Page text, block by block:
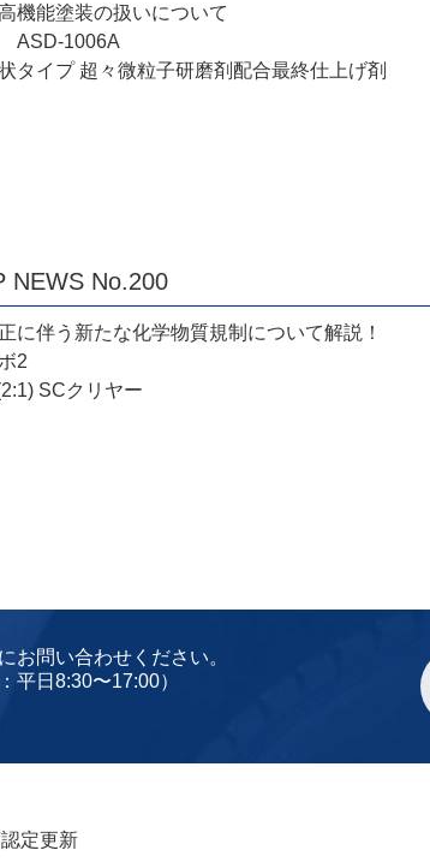
機能塗装の扱いについて
ASD-1006A
タイプ 超々微粒子研磨剤配合最終仕上げ剤
NEWS No.200
に伴う新たな化学物質規制について解説！
2
SCクリヤー
お問い合わせください。
平日8:30〜17:00）
定更新